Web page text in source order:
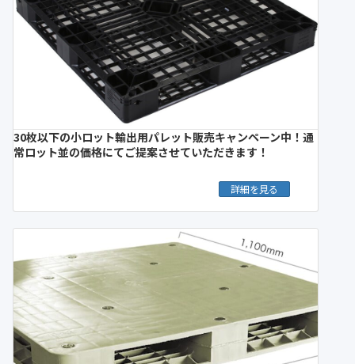
30枚以下の小ロット輸出用パレット販売キャンペーン中！通
常ロット並の価格にてご提案させていただきます！
詳細を見る